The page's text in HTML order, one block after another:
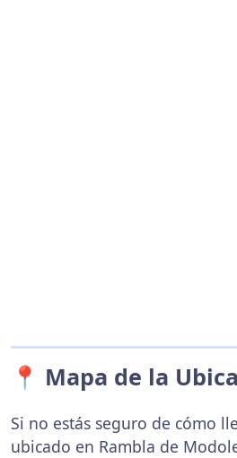
📍 Mapa de la
Si no estás seguro de cómo
ubicado en Rambla de